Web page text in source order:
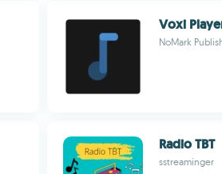
Voxi
NoMark
Radio TBT
sstreaminger